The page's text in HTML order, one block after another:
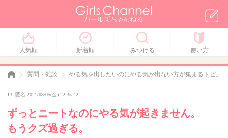
人気順 新着順 みつける 使い方
質問・雑談 やる気を出したいのにやる気が出ない方が集まるトピ。
13. 匿名 2021/03/05(金) 22:35:42
ずっとニートなのにやる気が起きません。
もうクズ過ぎる。